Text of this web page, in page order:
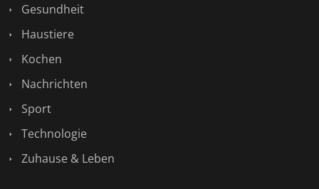
Gesundheit
Haustiere
Kochen
Nachrichten
Sport
Technologie
Zuhause & Leben